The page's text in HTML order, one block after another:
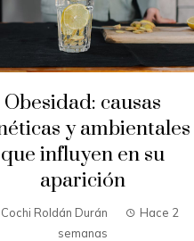
Obesidad: causas
y ambientales
que influyen en su
aparición
Cochi Roldán Durán
Hace 2
semanas